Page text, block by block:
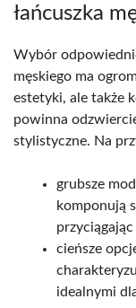
łańcuszka
Wybór
męskiego ma
estetyki, ale także
powinna
stylistyczne. Na
grubsze
komponują
cieńsze
idealnymi